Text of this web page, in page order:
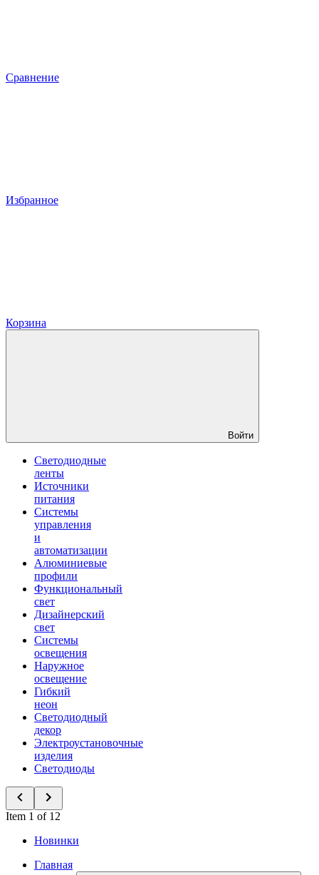
Сравнение
Избранное
Корзина
Войти
Светодиодные
ленты
Источники
питания
Системы
управления
и
автоматизации
Алюминиевые
профили
Функциональный
свет
Дизайнерский
свет
Системы
освещения
Наружное
освещение
Гибкий
неон
Светодиодный
декор
Электроустановочные
изделия
Светодиоды
Item 1 of 12
Новинки
Главная